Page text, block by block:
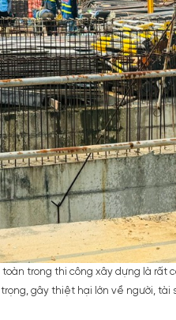
trong thi công xây dựng là rất
gây thiệt hại lớn về người,